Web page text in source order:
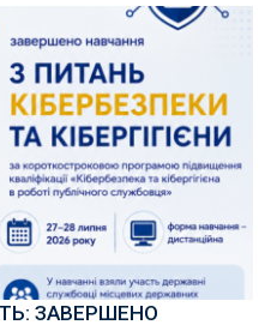
ЗАВЕРШЕНО